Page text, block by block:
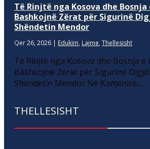
Të Rinjtë nga Kosova dhe
Bashkojnë Zërat për Sigurinë
Shëndetin Mendor
Qer 26, 2026 | Edukim, Lajme, Thellesisht
Të Rinjtë nga Kosova dhe Bosnja e
Bashkojnë Zërat për Sigurinë
Shëndetin Mendor Në Kamenicë,...
THELLESISHT